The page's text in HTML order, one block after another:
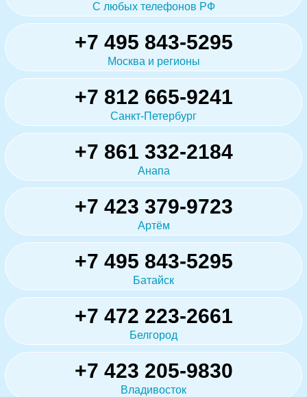
С любых телефонов РФ
+7 495 843-5295
Москва и регионы
+7 812 665-9241
Санкт-Петербург
+7 861 332-2184
Анапа
+7 423 379-9723
Артём
+7 495 843-5295
Батайск
+7 472 223-2661
Белгород
+7 423 205-9830
Владивосток